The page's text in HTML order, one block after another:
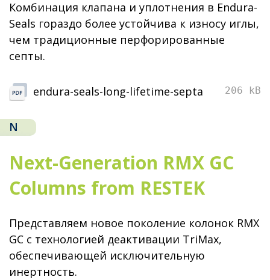
Комбинация клапана и уплотнения в Endura-
Seals гораздо более устойчива к износу иглы,
чем традиционные перфорированные
септы.
endura-seals-long-lifetime-septa 206 kB
N
Next-Generation RMX GC
Columns from RESTEK
Представляем новое поколение колонок RMX
GC с технологией деактивации TriMax,
обеспечивающей исключительную
инертность.